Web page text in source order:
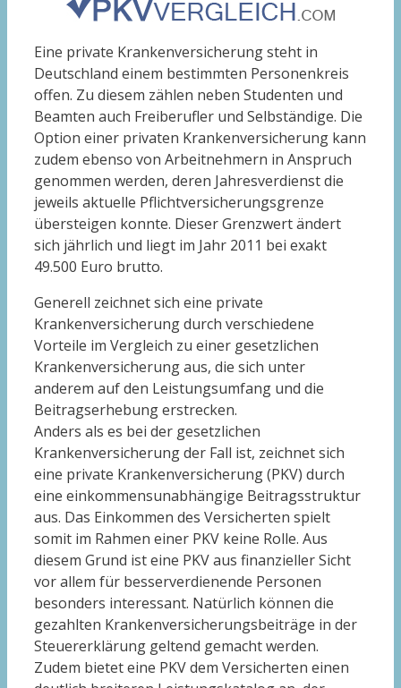
Eine private Krankenversicherung steht in
Deutschland einem bestimmten Personenkreis
offen. Zu diesem zählen neben Studenten und
Beamten auch Freiberufler und Selbständige. Die
Option einer privaten Krankenversicherung kann
zudem ebenso von Arbeitnehmern in Anspruch
genommen werden, deren Jahresverdienst die
jeweils aktuelle Pflichtversicherungsgrenze
übersteigen konnte. Dieser Grenzwert ändert
sich jährlich und liegt im Jahr 2011 bei exakt
49.500 Euro brutto.
Generell zeichnet sich eine private
Krankenversicherung durch verschiedene
Vorteile im Vergleich zu einer gesetzlichen
Krankenversicherung aus, die sich unter
anderem auf den Leistungsumfang und die
Beitragserhebung erstrecken.
Anders als es bei der gesetzlichen
Krankenversicherung der Fall ist, zeichnet sich
eine private Krankenversicherung (PKV) durch
eine einkommensunabhängige Beitragsstruktur
aus. Das Einkommen des Versicherten spielt
somit im Rahmen einer PKV keine Rolle. Aus
diesem Grund ist eine PKV aus finanzieller Sicht
vor allem für besserverdienende Personen
besonders interessant. Natürlich können die
gezahlten Krankenversicherungsbeiträge in der
Steuererklärung geltend gemacht werden.
Zudem bietet eine PKV dem Versicherten einen